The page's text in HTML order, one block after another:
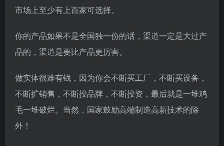
市场上至少有上百家可选择。
你的产品如果不是全国独一份的话，渠道一定是大过产
品的，渠道是要比产品更厉害。
做实体很难有钱，因为你会不断买工厂，不断买设备，
不断扩销售，不断投品牌，不断投资，最后就是一堆鸡
毛一堆破烂。当然，国家鼓励高端制造高新技术的除
外！